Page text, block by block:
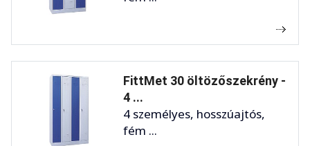
FittMet 30 öltözőszekrény -
4 ...
4 személyes, hosszúajtós,
fém ...